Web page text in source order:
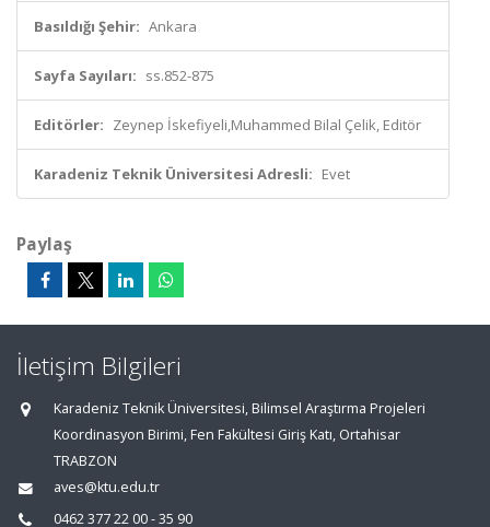
Basıldığı Şehir: Ankara
Sayfa Sayıları: ss.852-875
Editörler: Zeynep İskefiyeli,Muhammed Bilal Çelik, Editör
Karadeniz Teknik Üniversitesi Adresli: Evet
Paylaş
İletişim Bilgileri
Karadeniz Teknik Üniversitesi, Bilimsel Araştırma Projeleri
Koordinasyon Birimi, Fen Fakültesi Giriş Katı, Ortahisar
TRABZON
aves@ktu.edu.tr
0462 377 22 00 - 35 90